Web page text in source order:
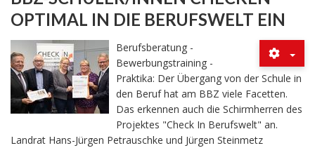
OPTIMAL IN DIE BERUFSWELT EIN
Berufsberatung -
Bewerbungstraining -
Praktika: Der Übergang von der Schule in
den Beruf hat am BBZ viele Facetten.
Das erkennen auch die Schirmherren des
Projektes "Check In Berufswelt" an.
Landrat Hans-Jürgen Petrauschke und Jürgen Steinmetz